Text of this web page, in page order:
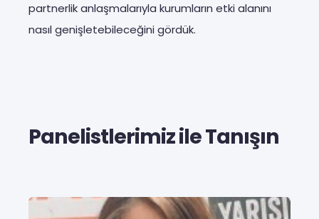
partnerlik anlaşmalarıyla kurumların etki alanını
nasıl genişletebileceğini gördük.
Panelistlerimiz ile Tanışın